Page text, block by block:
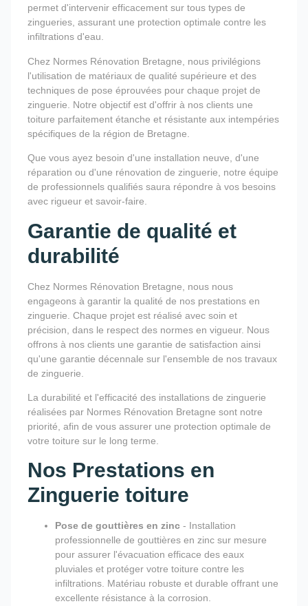
permet d'intervenir efficacement sur tous types de
zingueries, assurant une protection optimale contre les
infiltrations d'eau.
Chez Normes Rénovation Bretagne, nous privilégions
l'utilisation de matériaux de qualité supérieure et des
techniques de pose éprouvées pour chaque projet de
zinguerie. Notre objectif est d'offrir à nos clients une
toiture parfaitement étanche et résistante aux intempéries
spécifiques de la région de Bretagne.
Que vous ayez besoin d'une installation neuve, d'une
réparation ou d'une rénovation de zinguerie, notre équipe
de professionnels qualifiés saura répondre à vos besoins
avec rigueur et savoir-faire.
Garantie de qualité et
durabilité
Chez Normes Rénovation Bretagne, nous nous
engageons à garantir la qualité de nos prestations en
zinguerie. Chaque projet est réalisé avec soin et
précision, dans le respect des normes en vigueur. Nous
offrons à nos clients une garantie de satisfaction ainsi
qu'une garantie décennale sur l'ensemble de nos travaux
de zinguerie.
La durabilité et l'efficacité des installations de zinguerie
réalisées par Normes Rénovation Bretagne sont notre
priorité, afin de vous assurer une protection optimale de
votre toiture sur le long terme.
Nos Prestations en
Zinguerie toiture
Pose de gouttières en zinc - Installation
professionnelle de gouttières en zinc sur mesure
pour assurer l'évacuation efficace des eaux
pluviales et protéger votre toiture contre les
infiltrations. Matériau robuste et durable offrant une
excellente résistance à la corrosion.